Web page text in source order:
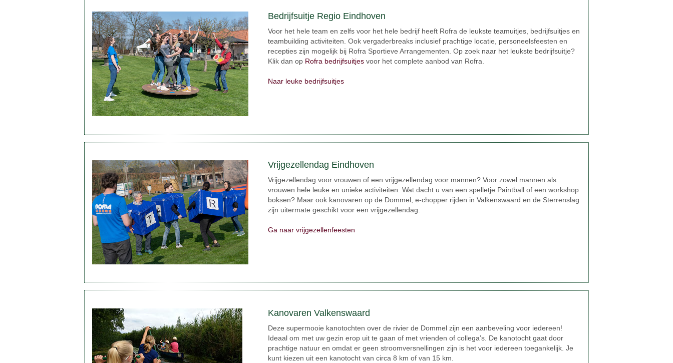
Bedrijfsuitje Regio Eindhoven
Voor het hele team en zelfs voor het hele bedrijf heeft Rofra de leukste teamuitjes, bedrijfsuitjes en
teambuilding activiteiten. Ook vergaderbreaks inclusief prachtige locatie, personeelsfeesten en
recepties zijn mogelijk bij Rofra Sportieve Arrangementen. Op zoek naar het leukste bedrijfsuitje?
Klik dan op Rofra bedrijfsuitjes voor het complete aanbod van Rofra.
Naar leuke bedrijfsuitjes
Vrijgezellendag Eindhoven
Vrijgezellendag voor vrouwen of een vrijgezellendag voor mannen? Voor zowel mannen als
vrouwen hele leuke en unieke activiteiten. Wat dacht u van een spelletje Paintball of een workshop
boksen? Maar ook kanovaren op de Dommel, e-chopper rijden in Valkenswaard en de Sterrenslag
zijn uitermate geschikt voor een vrijgezellendag.
Ga naar vrijgezellenfeesten
Kanovaren Valkenswaard
Deze supermooie kanotochten over de rivier de Dommel zijn een aanbeveling voor iedereen!
Ideaal om met uw gezin erop uit te gaan of met vrienden of collega’s. De kanotocht gaat door
prachtige natuur en omdat er geen stroomversnellingen zijn is het voor iedereen toegankelijk. Je
kunt kiezen uit een kanotocht van circa 8 km of van 15 km.